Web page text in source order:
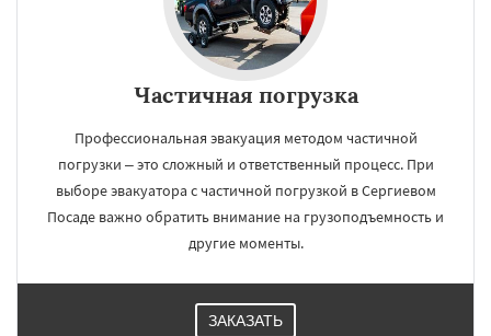
Частичная погрузка
Профессиональная эвакуация методом частичной
погрузки – это сложный и ответственный процесс. При
выборе эвакуатора с частичной погрузкой в Сергиевом
Посаде важно обратить внимание на грузоподъемность и
другие моменты.
ЗАКАЗАТЬ